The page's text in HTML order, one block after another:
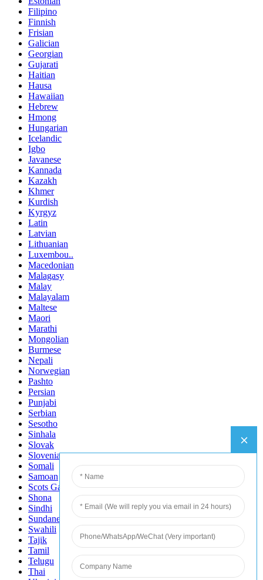
Filipino
Finnish
Frisian
Galician
Georgian
Gujarati
Haitian
Hausa
Hawaiian
Hebrew
Hmong
Hungarian
Icelandic
Igbo
Javanese
Kannada
Kazakh
Khmer
Kurdish
Kyrgyz
Latin
Latvian
Lithuanian
Luxembou..
Macedonian
Malagasy
Malay
Malayalam
Maltese
Maori
Marathi
Mongolian
Burmese
Nepali
Norwegian
Pashto
Persian
Punjabi
Serbian
Sesotho
Sinhala
Slovak
Slovenian
Somali
Samoan
Scots Gaelic
Shona
Sindhi
Sundanese
Swahili
Tajik
Tamil
Telugu
Thai